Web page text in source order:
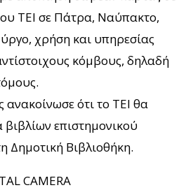
ΤΕΙ σε Πάτρα, Ναύπακτο,
χρήση και υπηρεσίας
κόμβους, δηλαδή
ότι το ΤΕΙ θα
επιστημονικού
Δημοτική Βιβλιοθήκη.